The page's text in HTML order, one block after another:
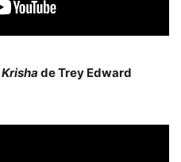
Krisha de Trey Edward